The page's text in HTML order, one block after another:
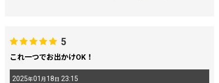
5
これ一つでお出かけOK！
2025年01 月 18日 23:15